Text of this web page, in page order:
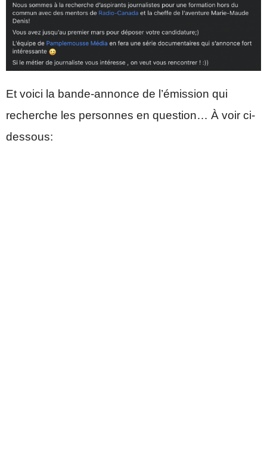
Et voici la bande-annonce de l’émission qui
recherche les personnes en question… À voir ci-
dessous: